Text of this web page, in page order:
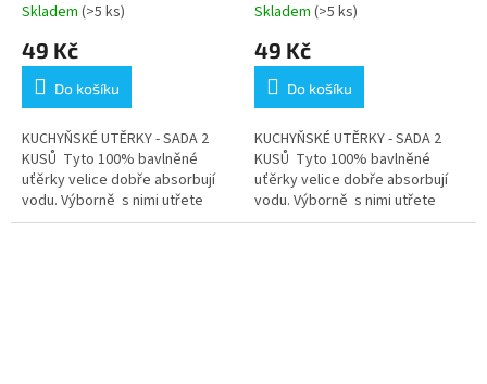
Skladem (>5 ks)
49 Kč
Do košíku
KUCHYŇSKÉ UTĚRKY - SADA 2
KUSŮ Tyto 100% bavlněné
uťěrky velice dobře absorbují
vodu. Výborně s nimi utřete
jakýkoliv mokrý povrch. Jsou
Skladem (>5 ks)
49 Kč
Do košíku
KUCHYŇSKÉ UTĚRKY - SADA 2
KUSŮ Tyto 100% bavlněné
uťěrky velice dobře absorbují
vodu. Výborně s nimi utřete
jakýkoliv mokrý povrch. Jsou